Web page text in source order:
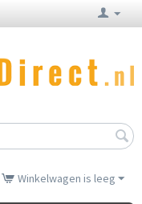
Winkelwagen is leeg